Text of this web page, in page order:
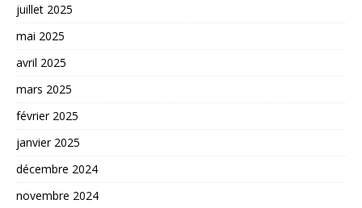
juillet 2025
mai 2025
avril 2025
mars 2025
février 2025
janvier 2025
décembre 2024
novembre 2024